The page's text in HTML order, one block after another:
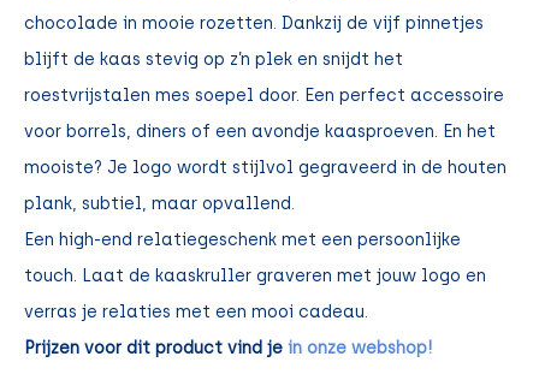
chocolade in mooie rozetten. Dankzij de vijf pinnetjes
blijft de kaas stevig op z’n plek en snijdt het
roestvrijstalen mes soepel door. Een perfect accessoire
voor borrels, diners of een avondje kaasproeven. En het
mooiste? Je logo wordt stijlvol gegraveerd in de houten
plank, subtiel, maar opvallend.
Een high-end relatiegeschenk met een persoonlijke
touch. Laat de kaaskruller graveren met jouw logo en
verras je relaties met een mooi cadeau.
Prijzen voor dit product vind je in onze webshop!